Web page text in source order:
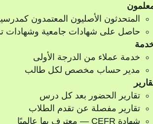
المتحدثون الأصليون المعتمدون
حاصل على شهادات جامعية وشهادات
خدمة عملاء من الدرجة الأولى
مدير حساب مخصص لكل طالب
تقارير الحضور بعد كل درس
تقارير مفصلة عن تقدم الطلاب
شهادة CEFR — معترف بها عالميًا